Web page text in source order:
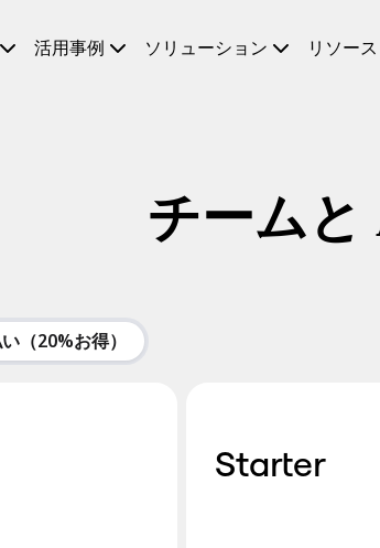
ト
ション
活用事例 ソリューション リソース
チーム
（20%お得）
Starter